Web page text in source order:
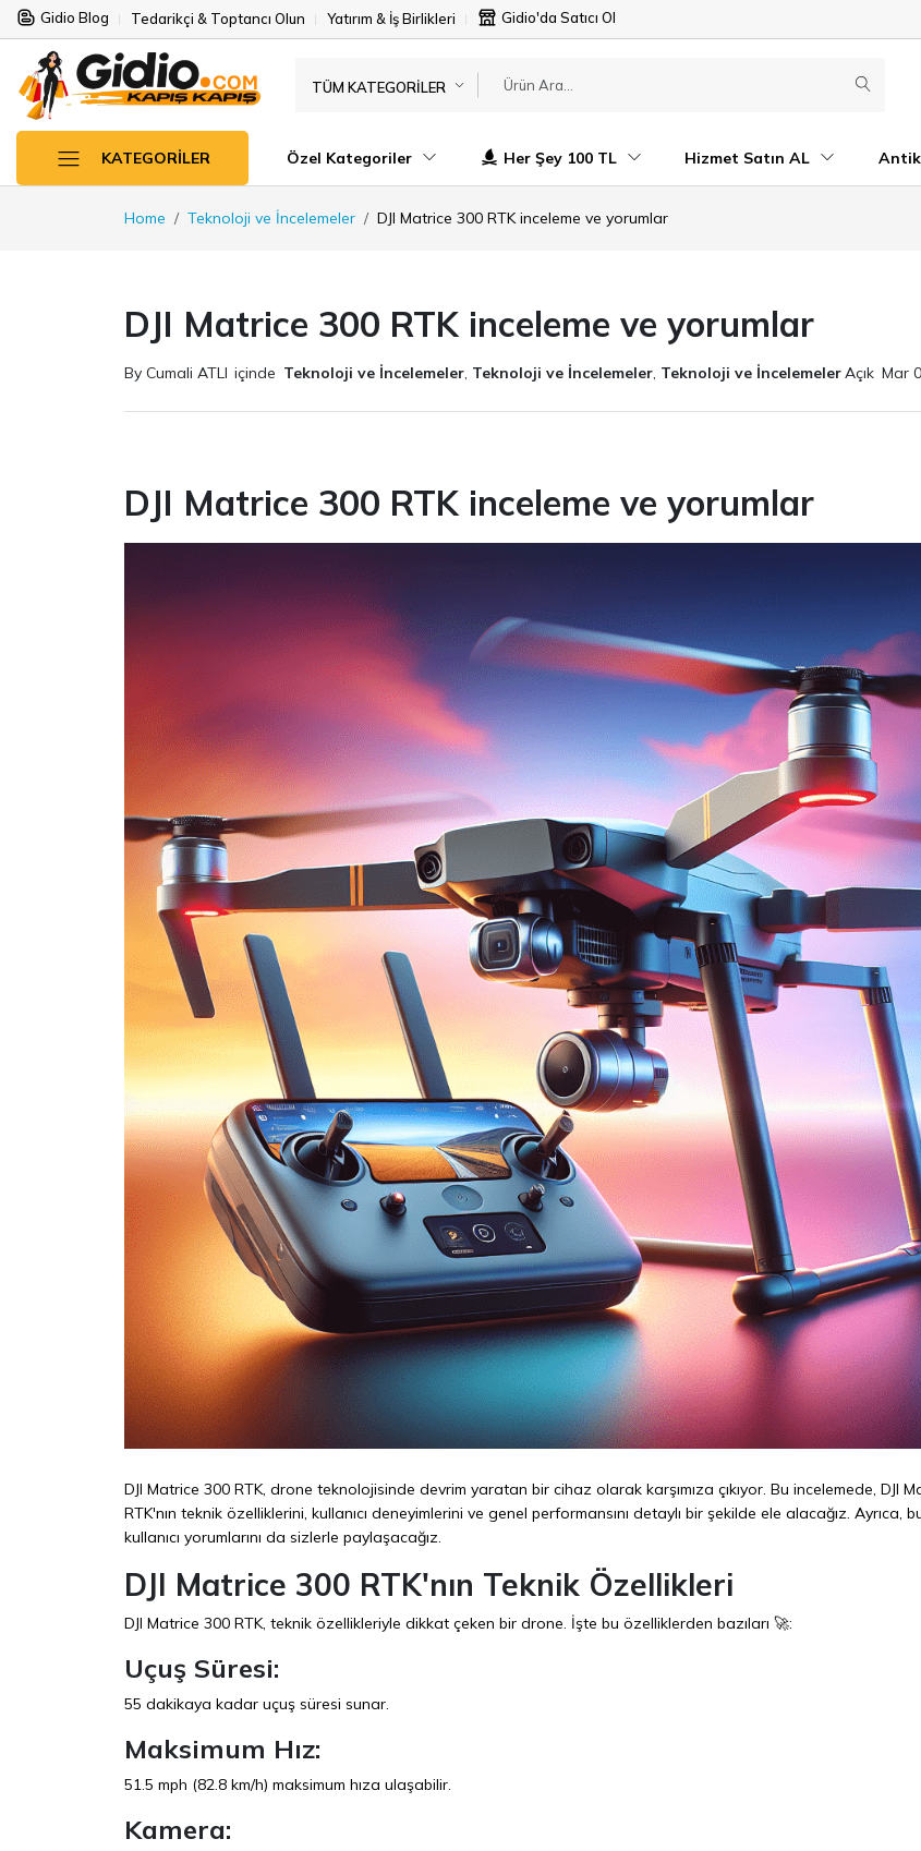
Gidio Blog Tedarikçi & Toptancı Olun Yatırım & İş Birlikleri Gidio'da Satıcı Ol
TÜM KATEGORILER
KATEGORILER Özel Kategoriler Her Şey 100 TL Hizmet Satın AL
Home Teknoloji ve İncelemeler DJI Matrice 300 RTK inceleme ve yorumlar
DJI Matrice 300 RTK inceleme ve yorumlar
By Cumali ATLI içinde Teknoloji ve İncelemeler Teknoloji ve İncelemeler Teknoloji ve İncelemelerAçık Mar
DJI Matrice 300 RTK inceleme ve yorumlar
DJI Matrice 300 RTK, drone teknolojisinde devrim yaratan bir cihaz olarak karşımıza çıkıyor. Bu incelemede, DJI
RTK'nın teknik özelliklerini, kullanıcı deneyimlerini ve genel performansını detaylı bir şekilde ele alacağız. Ayrıca,
kullanıcı yorumlarını da sizlerle paylaşacağız.
DJI Matrice 300 RTK'nın Teknik Özellikleri
DJI Matrice 300 RTK, teknik özellikleriyle dikkat çeken bir drone. İşte bu özelliklerden bazıları 🚀:
Uçuş Süresi:
55 dakikaya kadar uçuş süresi sunar.
Maksimum Hız:
51.5 mph (82.8 km/h) maksimum hıza ulaşabilir.
Kamera: